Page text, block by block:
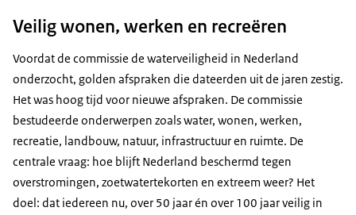
Veilig wonen, werken en recreëren
Voordat de commissie de waterveiligheid in Nederland
onderzocht, golden afspraken die dateerden uit de jaren zestig.
Het was hoog tijd voor nieuwe afspraken. De commissie
bestudeerde onderwerpen zoals water, wonen, werken,
recreatie, landbouw, natuur, infrastructuur en ruimte. De
centrale vraag: hoe blijft Nederland beschermd tegen
overstromingen, zoetwatertekorten en extreem weer? Het
doel: dat iedereen nu, over 50 jaar én over 100 jaar veilig in